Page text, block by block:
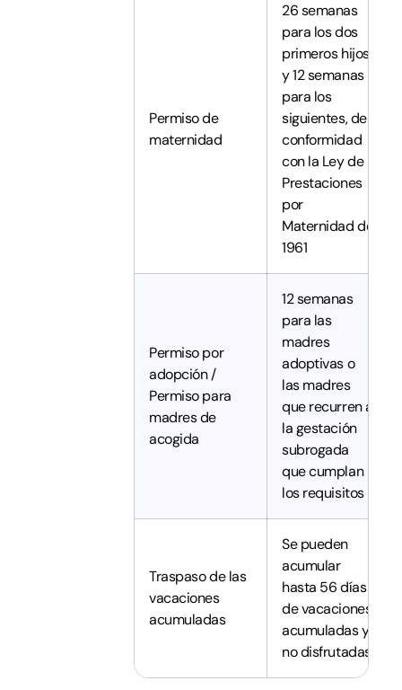
Permiso de
maternidad
26 semanas
para los dos
primeros hijos
y 12 semanas
para los
siguientes, de
conformidad
con la Ley de
Prestaciones
por
Maternidad de
1961
Permiso por
adopción /
Permiso para
madres de
acogida
12 semanas
para las
madres
adoptivas o
las madres
que recurren a
la gestación
subrogada
que cumplan
los requisitos
Traspaso de las
vacaciones
acumuladas
Se pueden
acumular
hasta 56 días
de vacaciones
acumuladas y
no disfrutadas